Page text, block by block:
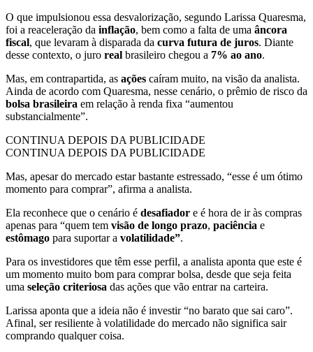
O que impulsionou essa desvalorização, segundo Larissa Quaresma,
foi a reaceleração da inflação, bem como a falta de uma âncora
fiscal, que levaram à disparada da curva futura de juros. Diante
desse contexto, o juro real brasileiro chegou a 7% ao ano.
Mas, em contrapartida, as ações caíram muito, na visão da analista.
Ainda de acordo com Quaresma, nesse cenário, o prêmio de risco da
bolsa brasileira em relação à renda fixa “aumentou
substancialmente”.
CONTINUA DEPOIS DA PUBLICIDADE
CONTINUA DEPOIS DA PUBLICIDADE
Mas, apesar do mercado estar bastante estressado, “esse é um ótimo
momento para comprar”, afirma a analista.
Ela reconhece que o cenário é desafiador e é hora de ir às compras
apenas para “quem tem visão de longo prazo, paciência e
estômago para suportar a volatilidade”.
Para os investidores que têm esse perfil, a analista aponta que este é
um momento muito bom para comprar bolsa, desde que seja feita
uma seleção criteriosa das ações que vão entrar na carteira.
Larissa aponta que a ideia não é investir “no barato que sai caro”.
Afinal, ser resiliente à volatilidade do mercado não significa sair
comprando qualquer coisa.